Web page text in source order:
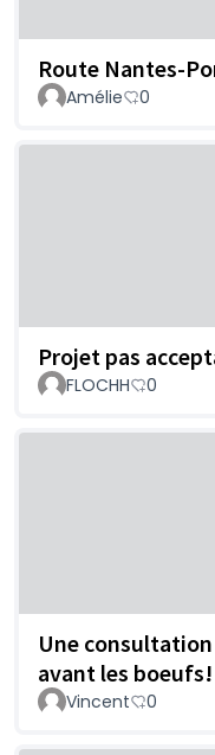
Route Nantes-
Amélie 0
Projet pas
FLOCHH 0
Une
avant les boeufs!
Vincent 0